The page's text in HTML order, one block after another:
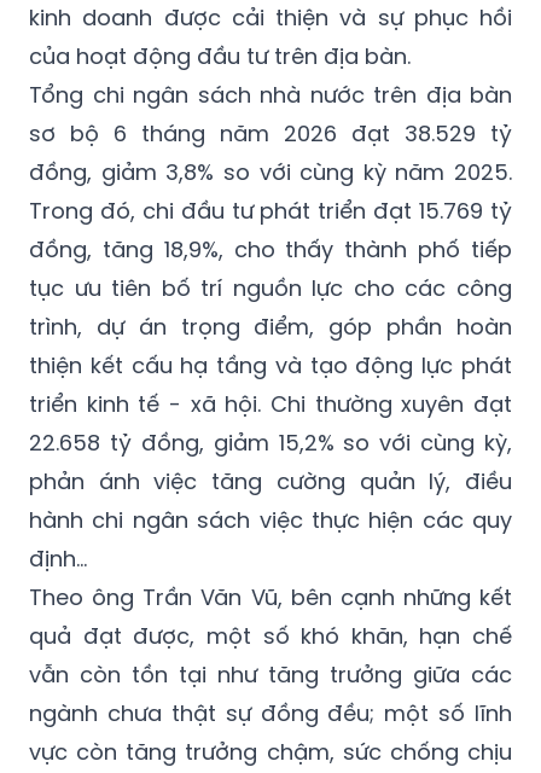
kinh doanh được cải thiện và sự phục hồi
của hoạt động đầu tư trên địa bàn.
Tổng chi ngân sách nhà nước trên địa bàn
sơ bộ 6 tháng năm 2026 đạt 38.529 tỷ
đồng, giảm 3,8% so với cùng kỳ năm 2025.
Trong đó, chi đầu tư phát triển đạt 15.769 tỷ
đồng, tăng 18,9%, cho thấy thành phố tiếp
tục ưu tiên bố trí nguồn lực cho các công
trình, dự án trọng điểm, góp phần hoàn
thiện kết cấu hạ tầng và tạo động lực phát
triển kinh tế - xã hội. Chi thường xuyên đạt
22.658 tỷ đồng, giảm 15,2% so với cùng kỳ,
phản ánh việc tăng cường quản lý, điều
hành chi ngân sách việc thực hiện các quy
định...
Theo ông Trần Văn Vũ, bên cạnh những kết
quả đạt được, một số khó khăn, hạn chế
vẫn còn tồn tại như tăng trưởng giữa các
ngành chưa thật sự đồng đều; một số lĩnh
vực còn tăng trưởng chậm, sức chống chịu